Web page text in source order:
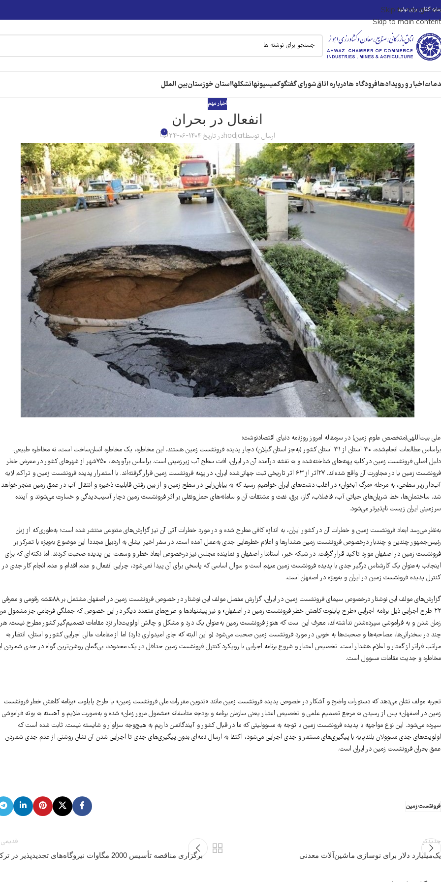
Skip to navigation
Skip to main content
گذاری برای تولید
اخبار و رویدادهافرودگاه هادرباره اتاقشورای گفتگوکمیسیونهاتشکلهااستان خوزستانبین الملل
اخبار مهم
انفعال در بحران
ارسال توسطhodjatدر تاریخ 1404-06-24 0
علی بیت‌اللهی(متخصص علوم زمین) در سرمقاله امروز روزنامه دنیای اقتصادنوشت:
براساس مطالعات انجام‌شده، ۳۰ استان از ۳۱ استان کشور (به‌جز استان گیلان) دچار پدیده فرونشست زمین هستند. این مخاطره، یک مخاطره انسان‌ساخت است، نه مخاطره طبیعی.
دلیل اصلی فرونشست زمین در کلیه پهنه‌های شناخته‌شده و به نقشه درآمده آن در ایران، افت سطح آب زیرزمینی است. براساس برآوردها، ۷۵۰شهر از شهرهای کشور در معرض خطر
فرونشست زمین یا در مجاورت آن واقع شده‌اند. ۲۷اثر از ۶۳ اثر تاریخی ثبت جهانی‌شده ایران، در پهنه فرونشست زمین قرار گرفته‌اند. با استمرار پدیده فرونشست زمین و تراکم لایه
آب‌دار زیر سطحی، به مرحله «مرگ آبخوان» در اغلب دشت‌های ایران خواهیم رسید که به بیابان‌زایی در سطح زمین و از بین رفتن قابلیت ذخیره و انتقال آب در عمق زمین منجر خواهد
شد. ساختمان‌ها، خط شریان‌های حیاتی آب، فاضلاب، گاز، برق، نفت و مشتقات آن و سامانه‌های حمل‌ونقلی بر اثر فرونشست زمین دچار آسیب‌دیدگی و خسارت می‌شوند و آینده
سرزمینی ایران زیست ناپذیرتر می‌شود.
به‌نظر می‌رسد ابعاد فرونشست زمین و خطرات آن در کشور ایران، به اندازه کافی مطرح شده و در مورد خطرات آتی آن نیز گزارش‌های متنوعی منتشر شده است؛ به‌طوری‌که از زبان
رئیس‌جمهور چندین و چندبار درخصوص فرونشست زمین هشدارها و اعلام خطرهایی جدی به‌عمل آمده است. در سفر اخیر ایشان به اردبیل مجددا این موضوع به‌ویژه با تمرکز بر
فرونشست زمین در اصفهان مورد تاکید قرار گرفت. در شبکه خبر، استاندار اصفهان و نماینده مجلس نیز درخصوص ابعاد خطر و وسعت این پدیده صحبت کردند. اما نکته‌ای که برای
اینجانب به‌عنوان یک کارشناس درگیر جدی با پدیده فرونشست زمین مبهم است و سوال اساسی که پاسخی برای آن پیدا نمی‌شود، چرایی انفعال و عدم اقدام و عدم انجام کار جدی در
کنترل پدیده فرونشست زمین در ایران و به‌ویژه در اصفهان است.
گزارش‌های مولف این نوشتار درخصوص سیمای فرونشست زمین در ایران، گزارش مفصل مولف این نوشتار در خصوص فرونشست زمین در اصفهان مشتمل بر ۸۸نقشه رقومی و معرفی
۲۲ طرح اجرایی ذیل برنامه اجرایی «طرح پایلوت کاهش خطر فرونشست زمین در اصفهان» و نیز پیشنهادها و طرح‌های متعدد دیگر در این خصوص که جملگی فرجامی جز مشمول
زمان شدن و به فراموشی سپرده‌شدن نداشته‌اند، معرف این است که هنوز فرونشست زمین به‌عنوان یک درد و مشکل و چالش اولویت‌دار نزد مقامات تصمیم‌گیر کشور مطرح نیست. هر
چند در سخنرانی‌ها، مصاحبه‌ها و صحبت‌ها به خوبی در مورد فرونشست زمین صحبت می‌شود (و این البته که جای امیدواری دارد) اما از مقامات عالی اجرایی کشور و استان، انتظار به
مراتب فراتر از گفتار و اعلام هشدار است. تخصیص اعتبار و شروع برنامه اجرایی با رویکرد کنترل فرونشست زمین حداقل در یک محدوده، بی‌گمان روشن‌ترین گواه در جدی شمردن
مخاطره و جدیت مقامات مسوول است.
تجربه مولف نشان می‌دهد که دستورات واضح و آشکار در خصوص پدیده فرونشست زمین مانند «تدوین مقررات ملی فرونشست زمین» یا طرح پایلوت «برنامه کاهش خطر فرونشست
زمین در اصفهان» پس از رسیدن به مرجع تصمیم علمی و تخصیص اعتبار یعنی سازمان برنامه و بودجه متاسفانه «مشمول مرور زمان» شده و به‌صورت ملایم و آهسته به بوته فراموشی
سپرده می‌شود. این نوع مواجهه با پدیده فرونشست زمین با توجه به مسوولیتی که ما در قبال کشور و آیندگانمان داریم به‌ هیچ‌وجه سزاوار و شایسته نیست. ثابت شده است که
اولویت‌های جدی مسوولان بلندپایه با پیگیری‌های مستمر و جدی اجرایی می‌شود، اکتفا به ارسال نامه‌ای بدون پیگیری‌های جدی تا اجرایی شدن آن نشان روشنی از عدم جدی شمردن
عمق بحران فرونشست زمین در ایران است.
فرونشست زمین
جدیدتر
یک‌میلیارد دلار برای نوسازی ماشین‌آلات معدنی برگزاری مناقصه تأسیس 2000 مگاوات نیروگاه‌های تجدیدپذیر در ترکیه